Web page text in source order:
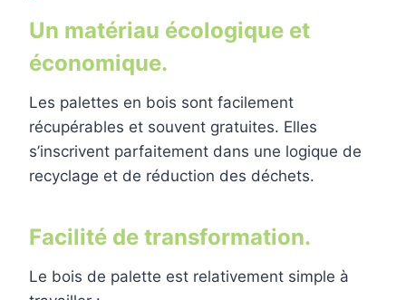
Un matériau écologique et
économique.
Les palettes en bois sont facilement
récupérables et souvent gratuites. Elles
s’inscrivent parfaitement dans une logique de
recyclage et de réduction des déchets.
Facilité de transformation.
Le bois de palette est relativement simple à